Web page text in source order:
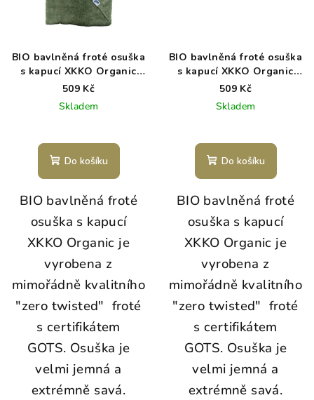
BIO bavlněná froté osuška
s kapucí XKKO Organic
90x90 - Granite Green
509 Kč
Skladem
Do košíku
BIO bavlněná froté
osuška s kapucí
XKKO Organic je
vyrobena z
mimořádně kvalitního
"zero twisted" froté
s certifikátem
GOTS. Osuška je
velmi jemná a
extrémně savá.
BIO bavlněná froté osuška
s kapucí XKKO Organic
90x90 - Mesa Rose
509 Kč
Skladem
Do košíku
BIO bavlněná froté
osuška s kapucí
XKKO Organic je
vyrobena z
mimořádně kvalitního
"zero twisted" froté
s certifikátem
GOTS. Osuška je
velmi jemná a
extrémně savá.